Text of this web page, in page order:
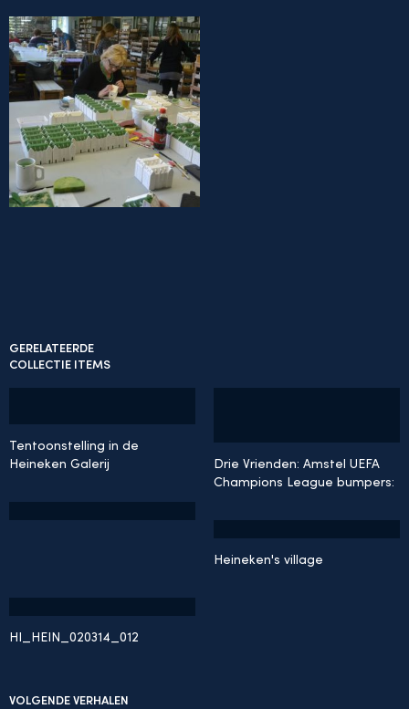
GERELATEERDE
COLLECTIE ITEMS
Tentoonstelling in de
Heineken Galerij
Drie Vrienden: Amstel UEFA
Champions League bumpers:
Heineken's village
HI_HEIN_020314_012
VOLGENDE VERHALEN